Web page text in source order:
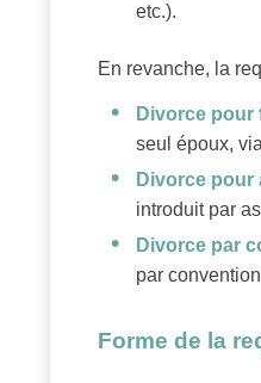
etc.).
En revanche, la
Divorce pour
seul époux,
Divorce pour
introduit par
Divorce par
par
Forme de la